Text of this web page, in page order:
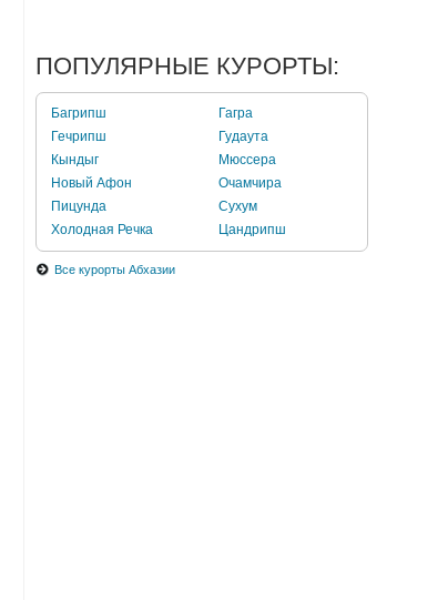
ПОПУЛЯРНЫЕ КУРОРТЫ:
Багрипш
Гагра
Гечрипш
Гудаута
Кындыг
Мюссера
Новый Афон
Очамчира
Пицунда
Сухум
Холодная Речка
Цандрипш
Все курорты Абхазии